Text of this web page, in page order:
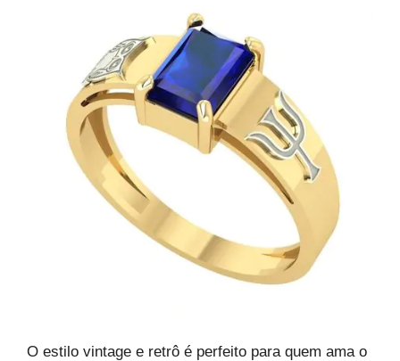
O estilo vintage e retrô é perfeito para quem ama o